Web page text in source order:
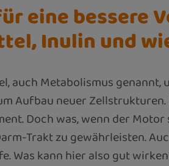
eine bessere
Inulin und
auch Metabolismus
Aufbau neuer
Doch was, wenn der
Trakt zu gewährleisten.
Was kann hier also gut